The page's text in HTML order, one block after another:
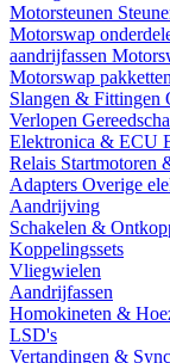
Motorsteunen
Motorswap
aandrijfassen
Motorswap pakketten
Slangen & Fittingen
Verlopen
Elektronica & ECU
Relais Startmotoren
Adapters Overige
Aandrijving
Schakelen &
Koppelingssets
Vliegwielen
Aandrijfassen
Homokineten &
LSD's
Vertandingen &